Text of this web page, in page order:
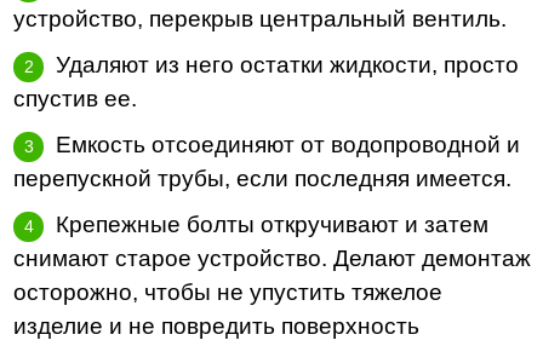
устройство, перекрыв центральный вентиль.
Удаляют из него остатки жидкости, просто
спустив ее.
Емкость отсоединяют от водопроводной и
перепускной трубы, если последняя имеется.
Крепежные болты откручивают и затем
снимают старое устройство. Делают демонтаж
осторожно, чтобы не упустить тяжелое
изделие и не повредить поверхность